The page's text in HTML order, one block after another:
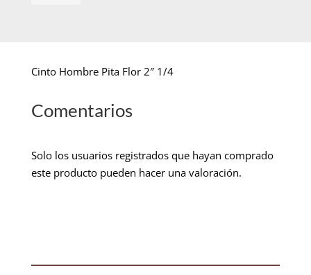
Cinto Hombre Pita Flor 2″ 1/4
Comentarios
Solo los usuarios registrados que hayan comprado
este producto pueden hacer una valoración.